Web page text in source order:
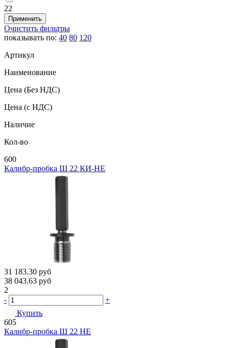
22
Очистить фильтры
показывать по: 40 80 120
Артикул
Наименование
Цена (Без НДС)
Цена (с НДС)
Наличие
Кол-во
600
Калибр-пробка Ш 22 КИ-НЕ
31 183.30 руб
38 043.63 руб
2
-
+
Купить
605
Калибр-пробка Ш 22 НЕ